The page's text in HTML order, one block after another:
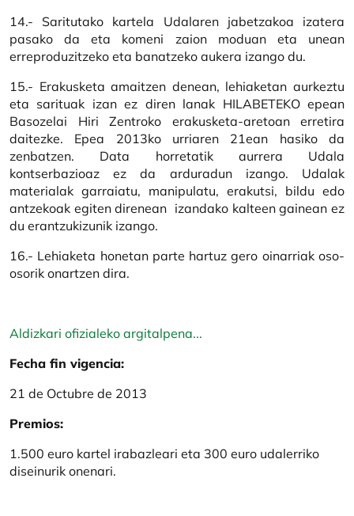
14.- Saritutako kartela Udalaren jabetzakoa izatera
pasako da eta komeni zaion moduan eta unean
erreproduzitzeko eta banatzeko aukera izango du.
15.- Erakusketa amaitzen denean, lehiaketan aurkeztu
eta sarituak izan ez diren lanak HILABETEKO epean
Basozelai Hiri Zentroko erakusketa-aretoan erretira
daitezke. Epea 2013ko urriaren 21ean hasiko da
zenbatzen. Data horretatik aurrera Udala
kontserbazioaz ez da arduradun izango. Udalak
materialak garraiatu, manipulatu, erakutsi, bildu edo
antzekoak egiten direnean izandako kalteen gainean ez
du erantzukizunik izango.
16.- Lehiaketa honetan parte hartuz gero oinarriak oso-
osorik onartzen dira.
Aldizkari ofizialeko argitalpena...
Fecha fin vigencia:
21 de Octubre de 2013
Premios:
1.500 euro kartel irabazleari eta 300 euro udalerriko
diseinurik onenari.